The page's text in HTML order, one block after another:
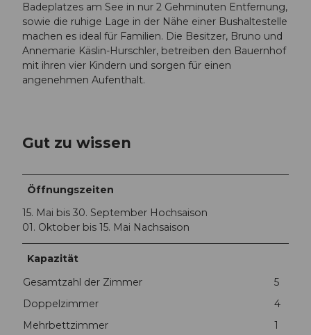
Badeplatzes am See in nur 2 Gehminuten Entfernung,
sowie die ruhige Lage in der Nähe einer Bushaltestelle
machen es ideal für Familien. Die Besitzer, Bruno und
Annemarie Käslin-Hurschler, betreiben den Bauernhof
mit ihren vier Kindern und sorgen für einen
angenehmen Aufenthalt.
Gut zu wissen
Öffnungszeiten
15. Mai bis 30. September Hochsaison
01. Oktober bis 15. Mai Nachsaison
Kapazität
Gesamtzahl der Zimmer
5
Doppelzimmer
4
Mehrbettzimmer
1